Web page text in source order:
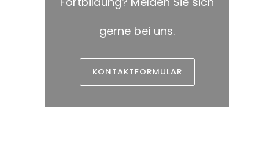
gerne bei uns.
KONTAKTFORMULAR